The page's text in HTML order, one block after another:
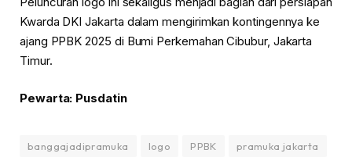
Kwarda DKI Jakarta dalam mengirimkan kontingennya ke
ajang PPBK 2025 di Bumi Perkemahan Cibubur, Jakarta
Timur.
Pewarta: Pusdatin
banggajadipramuka logo PPBK pramuka jakarta